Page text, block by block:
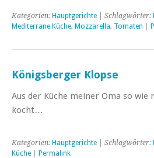
Kategorien: Hauptgerichte | Schlagwörter:
Mediterrane Küche, Mozzarella, Tomaten
Königsberger Klopse
Aus der Küche meiner Oma so wie
kocht…
Kategorien: Hauptgerichte | Schlagwörter:
Küche
Permalink